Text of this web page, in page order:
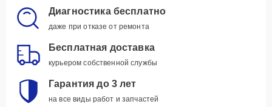
Диагностика бесплатно
даже при отказе от ремонта
Бесплатная доставка
курьером собственной службы
Гарантия до 3 лет
на все виды работ и запчастей